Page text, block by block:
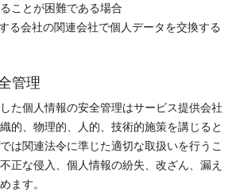
ことが困難である場合
る会社の関連会社で個人データを交換する
管理
た個人情報の安全管理はサービス提供会社
的、物理的、人的、技術的施策を講じると
は関連法令に準じた適切な取扱いを行うこ
正な侵入、個人情報の紛失、改ざん、漏え
ます。